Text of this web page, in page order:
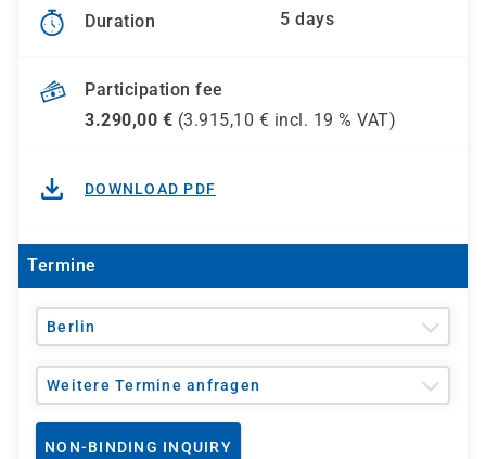
Duration 5 days
Participation fee
3.290,00 € (3.915,10 € incl. 19 % VAT)
DOWNLOAD PDF
Termine
Berlin
Weitere Termine anfragen
NON-BINDING INQUIRY